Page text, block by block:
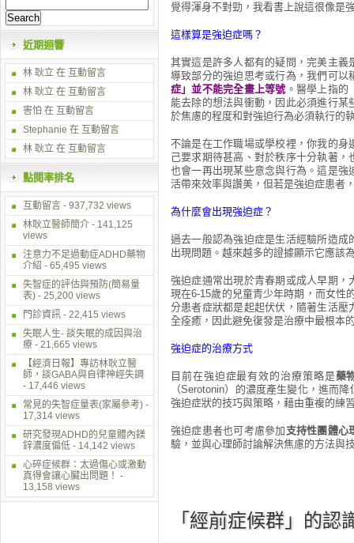
覺得渾身不對勁，我看書上說這很像是
這樣算是強迫症嗎？
其實這是許多人都有的疑問，完美主
導致部分的強迫思考或行為，我們可
症」並不能完全畫上等號 。醫學上指
能去除的想法與衝動，因此必須進行
於焦慮的程度和對強迫行為必須執行的
不論是在工作職場或學校裡，你我的
己要求期待甚高、對於秩序十分執著
也會一再出現某些意念與行為。這是
活帶來效率與讚美，但若是強迫症患者
為什麼會出現強迫症？
過去一般認為強迫症是生活經驗所造
出現問題。越來越多的證據顯示它應該
強迫症通常出現於青春期或成人早期
現在6-15歲的兒童青少年時期，而女性
分患者症狀都是起起伏伏，隨著生活
全痊癒，因此避免復發是治療中最根本
強迫症的治療方式
目前在強迫症最有效的治療策略是藥
（Serotonin）的濃度產生變化，進而
強迫症狀的技巧與策略，藉由重複的練
強迫症患者也可考慮參加 支持性團體心
驗，並與心理師討論解決焦慮的方法與
「經前症候群」的認
近期迴響
林 耿立 在 互動留言
林 耿立 在 互動留言
害怕 在 互動留言
Stephanie 在 互動留言
林 耿立 在 互動留言
點閱率排名
互動留言 - 937,732 views
林耿立醫師簡介 - 141,125
views
注意力不足過動症ADHD藥物
介紹 - 65,495 views
失智症的評估與預防(簡易量
表) - 25,200 views
門診資訊 - 22,415 views
失眠人生- 談失眠的成因與治
療 - 21,665 views
【經濟日報】專訪林耿立醫
師，談GABA與自律神經失調
- 17,446 views
常見的失智症量表(家屬參考) -
17,314 views
研究發現ADHD的兒童體內鎂
鋅濃度偏低 - 14,142 views
心碎症候群：太過傷心或激動
真得會讓心臟出問題！ -
13,158 views